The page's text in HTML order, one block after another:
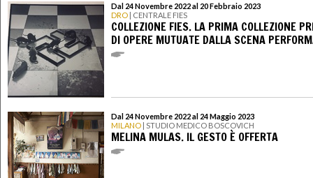
Dal 24 Novembre 2022 al 20 Febbraio 2023
DRO | CENTRALE FIES
COLLEZIONE FIES. LA PRIMA COLLEZIONE
DI OPERE MUTUATE DALLA SCENA
Dal 24 Novembre 2022 al 24 Maggio 2023
MILANO | STUDIO MEDICO BOSCOVICH
MELINA MULAS. IL GESTO È OFFERTA